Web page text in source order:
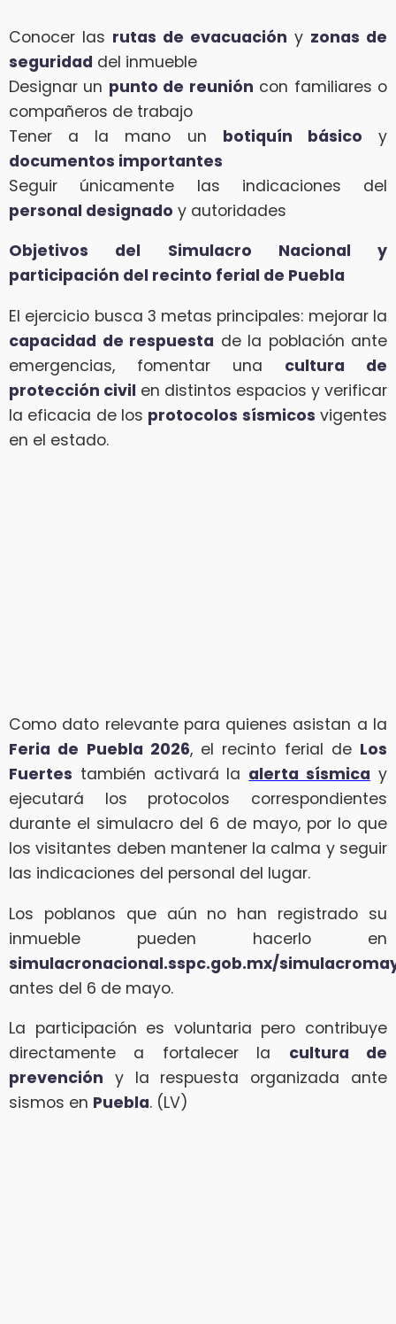
Conocer las rutas de evacuación y zonas de
seguridad del inmueble
Designar un punto de reunión con familiares o
compañeros de trabajo
Tener a la mano un botiquín básico y
documentos importantes
Seguir únicamente las indicaciones del
personal designado y autoridades
Objetivos del Simulacro Nacional y
participación del recinto ferial de Puebla
El ejercicio busca 3 metas principales: mejorar la
capacidad de respuesta de la población ante
emergencias, fomentar una cultura de
protección civil en distintos espacios y verificar
la eficacia de los protocolos sísmicos vigentes
en el estado.
Como dato relevante para quienes asistan a la
Feria de Puebla 2026, el recinto ferial de Los
Fuertes también activará la alerta sísmica y
ejecutará los protocolos correspondientes
durante el simulacro del 6 de mayo, por lo que
los visitantes deben mantener la calma y seguir
las indicaciones del personal del lugar.
Los poblanos que aún no han registrado su
inmueble pueden hacerlo en
simulacronacional.sspc.gob.mx/
antes del 6 de mayo.
La participación es voluntaria pero contribuye
directamente a fortalecer la cultura de
prevención y la respuesta organizada ante
sismos en Puebla. (LV)